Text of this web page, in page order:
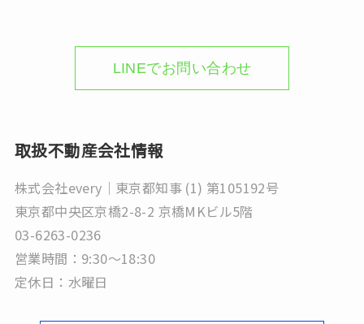
LINEでお問い合わせ
取扱不動産会社情報
株式会社every｜東京都知事 (1) 第105192号
東京都中央区京橋2-8-2 京橋MKビル5階
03-6263-0236
営業時間：9:30～18:30
定休日：水曜日